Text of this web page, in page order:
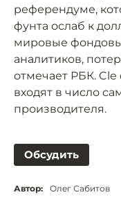
референдуме,
фунта ослаб к
мировые
аналитиков,
отмечает РБК.
входят в число
производителя.
Обсудить
Автор: Олег Сабитов